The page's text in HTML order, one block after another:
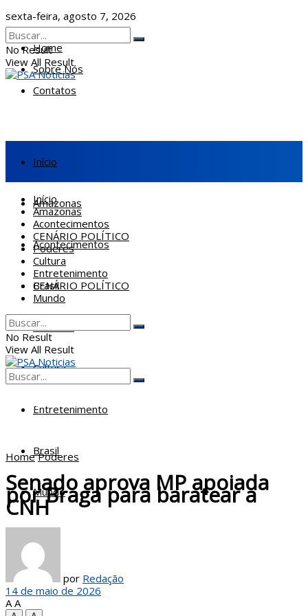
sexta-feira, agosto 7, 2026
Home
Sobre Nós
Contatos
No Result
View All Result
Início
Amazonas
Acontecimentos
CENÁRIO POLÍTICO
Poderes
Cultura
Entretenimento
Brasil
Mundo
Início
Amazonas
Acontecimentos
CENÁRIO POLÍTICO
Poderes
Cultura
Entretenimento
Brasil
Mundo
No Result
View All Result
View All Result
Home Poderes
Senado aprova MP apoiada
por Braga para baratear a
CNH
por Redação
14 de maio de 2026
A A